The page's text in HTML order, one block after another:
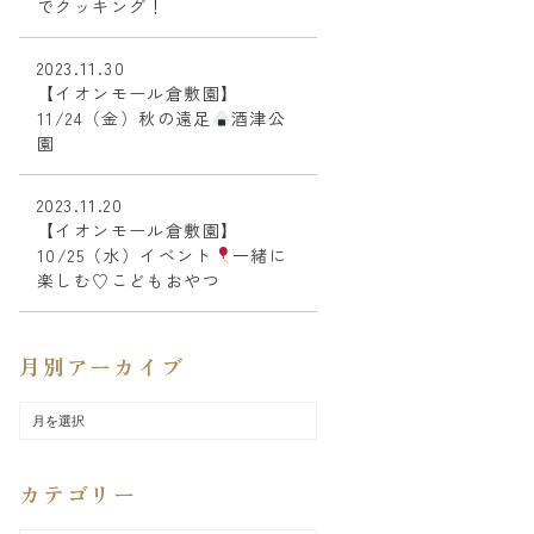
でクッキング！
2023.11.30
【イオンモール倉敷園】
11/24（金）秋の遠足
酒津公
園
2023.11.20
【イオンモール倉敷園】
10/25（水）イベント
一緒に
楽しむ♡こどもおやつ
月別アーカイブ
カテゴリー